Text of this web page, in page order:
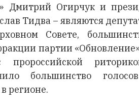
Дмитрий Огирчук и
Тидва – являются
Совете,
партии
пророссийской
большинство
регионе.